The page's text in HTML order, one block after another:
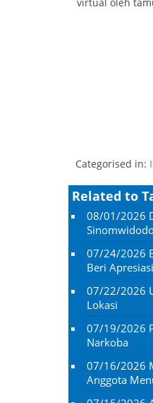
Categorised in:
Related to
08/01/2026
07/24/2026
Beri Apresiasi
07/22/2026
Lokasi
07/19/2026
Narkoba
07/16/2026
Anggota